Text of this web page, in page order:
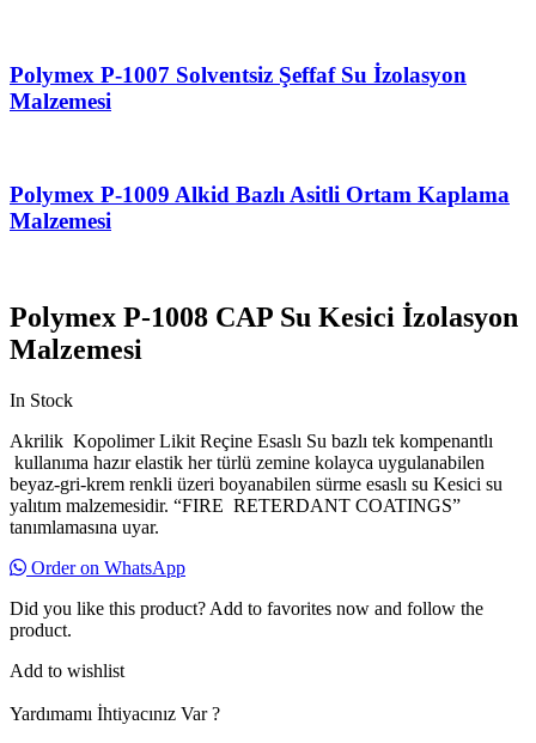
Polymex P-1007 Solventsiz Şeffaf Su İzolasyon
Malzemesi
Polymex P-1009 Alkid Bazlı Asitli Ortam Kaplama
Malzemesi
Polymex P-1008 CAP Su Kesici İzolasyon
Malzemesi
In Stock
Akrilik Kopolimer Likit Reçine Esaslı Su bazlı tek kompenantlı
kullanıma hazır elastik her türlü zemine kolayca uygulanabilen
beyaz-gri-krem renkli üzeri boyanabilen sürme esaslı su Kesici su
yalıtım malzemesidir. “FIRE RETERDANT COATINGS”
tanımlamasına uyar.
Order on WhatsApp
Did you like this product? Add to favorites now and follow the
product.
Add to wishlist
Yardımamı İhtiyacınız Var ?